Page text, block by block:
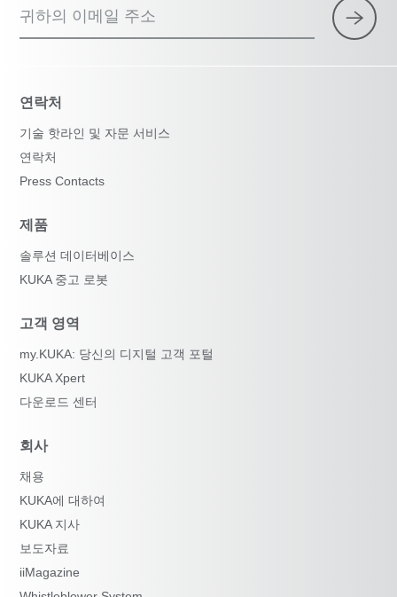
귀하의 이메일 주소
연락처
기술 핫라인 및 자문 서비스
연락처
Press Contacts
제품
솔루션 데이터베이스
KUKA 중고 로봇
고객 영역
my.KUKA: 당신의 디지털 고객 포털
KUKA Xpert
다운로드 센터
회사
채용
KUKA에 대하여
KUKA 지사
보도자료
iiMagazine